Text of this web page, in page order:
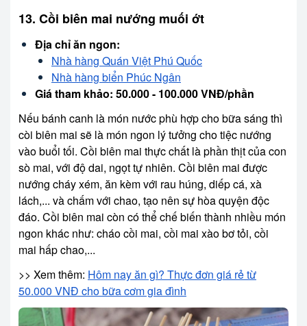
13. Cồi biên mai nướng muối ớt
Địa chỉ ăn ngon:
Nhà hàng Quán Việt Phú Quốc
Nhà hàng biển Phúc Ngân
Giá tham khảo: 50.000 - 100.000 VNĐ/phần
Nếu bánh canh là món nước phù hợp cho bữa sáng thì
còi biên mai sẽ là món ngon lý tưởng cho tiệc nướng
vào buổi tối. Cồi biên mai thực chất là phần thịt của con
sò mai, với độ dai, ngọt tự nhiên. Cồi biên mai được
nướng cháy xém, ăn kèm với rau húng, diếp cá, xà
lách,... và chấm với chao, tạo nên sự hòa quyện độc
đáo. Cồi biên mai còn có thể chế biến thành nhiều món
ngon khác như: cháo cồi mai, cồi mai xào bơ tỏi, cồi
mai hấp chao,...
>> Xem thêm: Hôm nay ăn gì? Thực đơn giá rẻ từ
50.000 VNĐ cho bữa cơm gia đình